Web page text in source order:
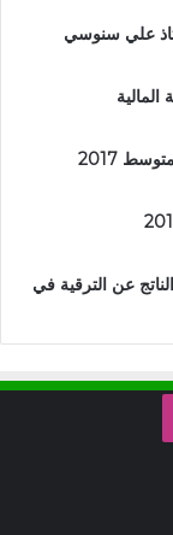
علي سنوسي
المالية
2017
عن الترقية في